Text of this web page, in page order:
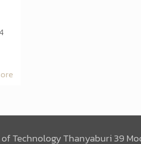
Thanyaburi 39